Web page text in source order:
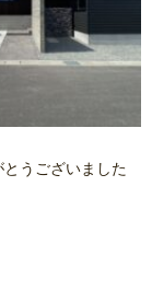
うございました